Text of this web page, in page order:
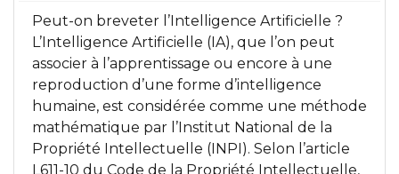
Peut-on breveter l’Intelligence Artificielle ?
L’Intelligence Artificielle (IA), que l’on peut
associer à l’apprentissage ou encore à une
reproduction d’une forme d’intelligence
humaine, est considérée comme une méthode
mathématique par l’Institut National de la
Propriété Intellectuelle (INPI). Selon l’article
L611-10 du Code de la Propriété Intellectuelle,